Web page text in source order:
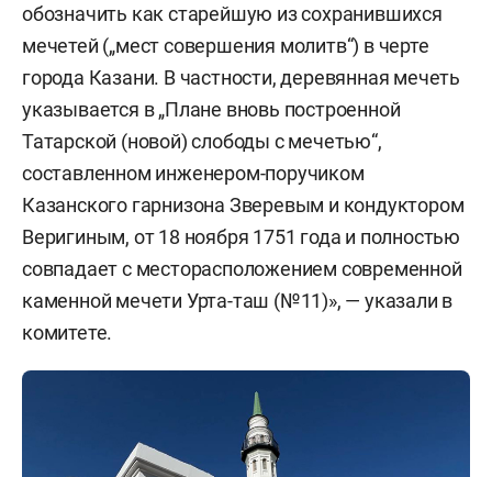
обозначить как старейшую из сохранившихся
мечетей („мест совершения молитв“) в черте
города Казани. В частности, деревянная мечеть
указывается в „Плане вновь построенной
Татарской (новой) слободы с мечетью“,
составленном инженером-поручиком
Казанского гарнизона Зверевым и кондуктором
Веригиным, от 18 ноября 1751 года и полностью
совпадает с месторасположением современной
каменной мечети Урта-таш (№11)», — указали в
комитете.